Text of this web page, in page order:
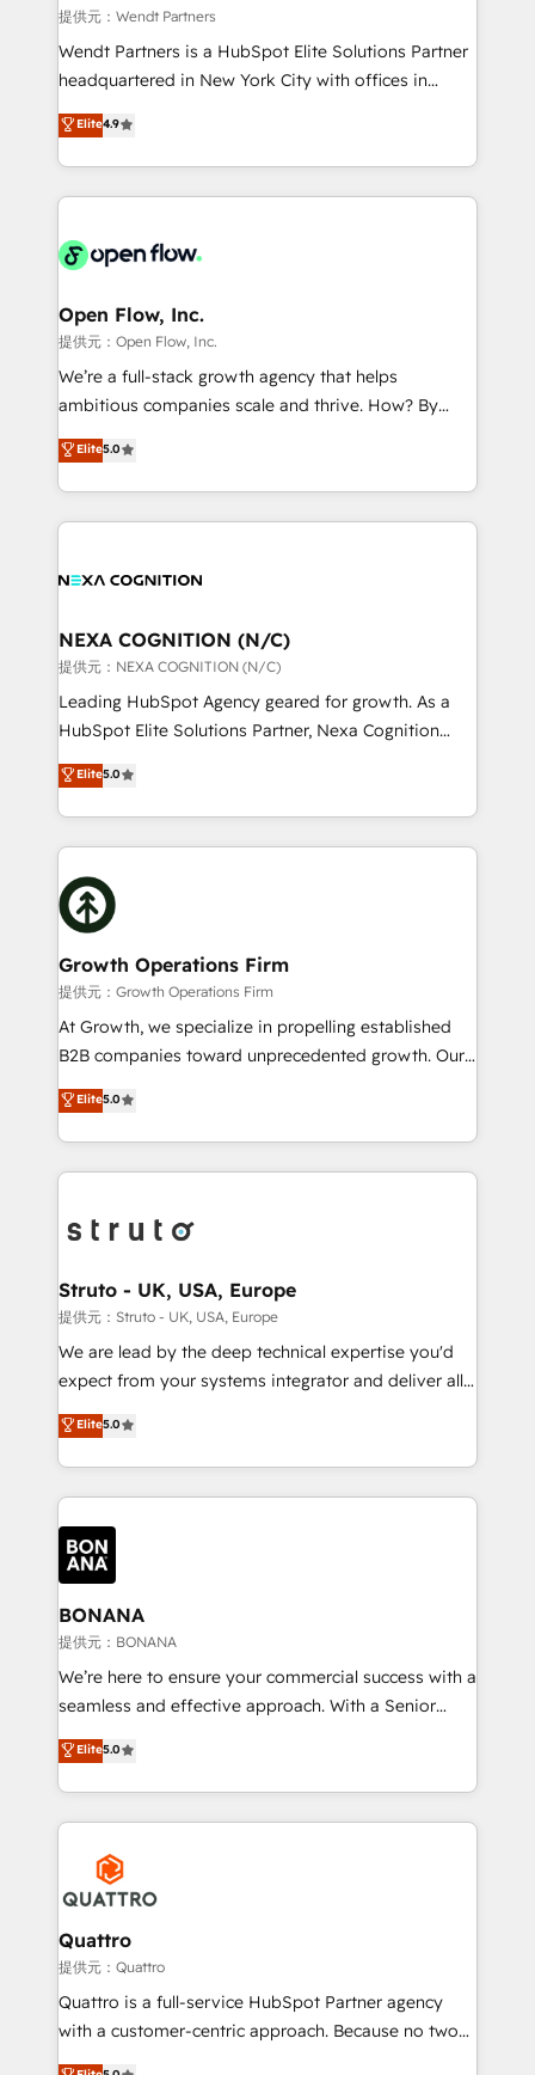
to their advisory council. We strive to do 'good work
with good people' and have worked with incredible
brands. You can see some of them on our website,
提供元：Wendt Partners
Wendt Partners is a HubSpot Elite Solutions Partner
headquartered in New York City with offices in
Toronto, London and Melbourne. As a global
HubSpot partner, we specialize in working with
sophisticated B2B companies to implement the
HubSpot CRM platform across client organizations.
industrial/manufacturing, professional services,
distribution, commercial real estate, technology,
finserv/fintech, IT managed services, transportation
& logistics, energy/solar, staffing and recruiting,
media, healthcare and government contractors. Our
Technical Solutions, Enablement Solutions, Digital
Solutions and Growth Solutions. As a fully
Elite4.9
Open Flow, Inc.
提供元：Open Flow, Inc.
We’re a full-stack growth agency that helps
ambitious companies scale and thrive. How? By
upgrading and streamlining every single revenue-
generating aspect of your business. We’re proud
HubSpot Elite Solutions Partners and devout CRM
nerds who can harness HubSpot’s custom digital
experience. Working hand-in-hand with your team,
traffic, generates better leads and crushes your
revenue goals. We've worked with thousands of
HubSpot customers and we'd love to work with you
too! Clients come to us for: Advanced CRM solutions
HubSpot Data System Migrations between systems
to HubSpot New lead generation strategies Time-
website development Award-winning creative
design We live and breathe HubSpot and are ready
Elite5.0
NEXA COGNITION (N/C)
提供元：NEXA COGNITION (N/C)
Leading HubSpot Agency geared for growth. As a
HubSpot Elite Solutions Partner, Nexa Cognition
ranks in the top 1% of global HubSpot Partners and
has been one of the longest-standing partners since
2012. We empower businesses to harness the full
potential of HubSpot by combining strategic
insights with technical excellence, we deliver
bespoke HubSpot solutions tailored to drive
measurable growth and operational efficiency. Why
Choose Nexa Cognition? 🚀 HubSpot Expertise: Our
certified team specialises in CRM implementation,
marketing automation, and revenue operations. 🤝
Custom Solutions: From onboarding and
HubSpot with your business needs. 🌟 Proven
Results: We’ve helped businesses of all sizes
Packages: Choose ongoing support or project-based
solutions. We offer service packages designed to fit
Elite5.0
Growth Operations Firm
提供元：Growth Operations Firm
At Growth, we specialize in propelling established
B2B companies toward unprecedented growth. Our
focus is on fine-tuning and enhancing your growth,
sales, and marketing operations. Unlike conventional
marketing agencies, we dive deep into the
operational aspects of your business, ensuring that
functioning optimally. With our expertise in leading
wealth of knowledge and experience to the table.
Our strategies are tailored to your business's unique
needs, ensuring a personalized approach that aligns
with your growth objectives.
Elite5.0
Struto - UK, USA, Europe
提供元：Struto - UK, USA, Europe
We are lead by the deep technical expertise you'd
expect from your systems integrator and deliver all
the agency services you'd expect from your
HubSpot Solutions Partner. As one of the UK's
longest-standing partners, we are experts at
maximising the value of the HubSpot platform and
building an integrated growth stack that brings your
business, operational and technical requirements to
life, and creates a 360˚ view of your customer to
help your teams do more. We specialise in HubSpot
technical services, website design and development
as well as agency services that help set you up for
success. Now, more than ever you need to connect
customer service. It's time to empower your teams
to create great customer experiences that generate
happen.
Elite5.0
BONANA
提供元：BONANA
We’re here to ensure your commercial success with a
seamless and effective approach. With a Senior
team that has 10+ years of experience in HubSpot,
we have a deep understanding of SaaS, Business
Services and E-commerce together with Retail. We
streamline and enhance your Sales, Marketing &
Service efforts, providing insights in your
commercial operations. We're good at RevOps,
automating and optimizing your marketing, sales &
service operations with AI, designing and building
your website, and we drive growth through Account-
Based Marketing, SEO, SEA and many other tactics.
No worries, we will advise you in which to deploy
Elite5.0
Quattro
提供元：Quattro
Quattro is a full-service HubSpot Partner agency
with a customer-centric approach. Because no two
clients have the same needs, Quattro offer a